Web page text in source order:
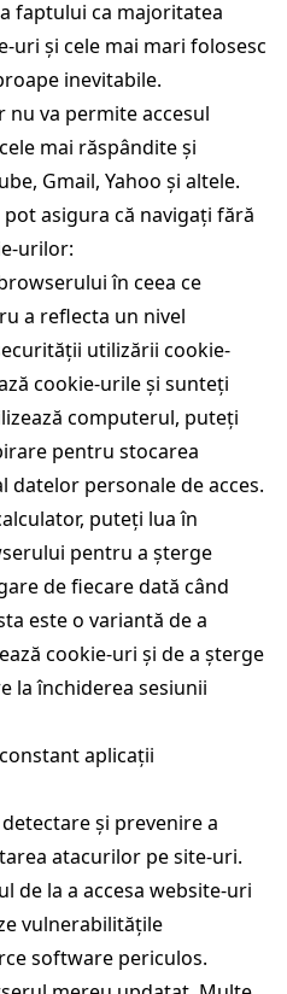
faptului ca majoritatea
uri și cele mai mari folosesc
inevitabile.
nu va permite accesul
mai răspândite și
Gmail, Yahoo și altele.
asigura că navigați fără
urilor:
în ceea ce
a reflecta un nivel
utilizării cookie-
cookie-urile și sunteți
computerul, puteți
pentru stocarea
datelor personale de acces.
puteți lua în
pentru a șterge
de fiecare dată când
este o variantă de a
cookie-uri și de a șterge
la închiderea sesiunii
aplicații
și prevenire a
atacurilor pe site-uri.
de la a accesa website-uri
vulnerabilitățile
software periculos.